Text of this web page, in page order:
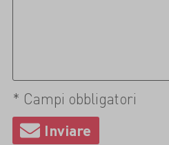
* Campi obbligatori